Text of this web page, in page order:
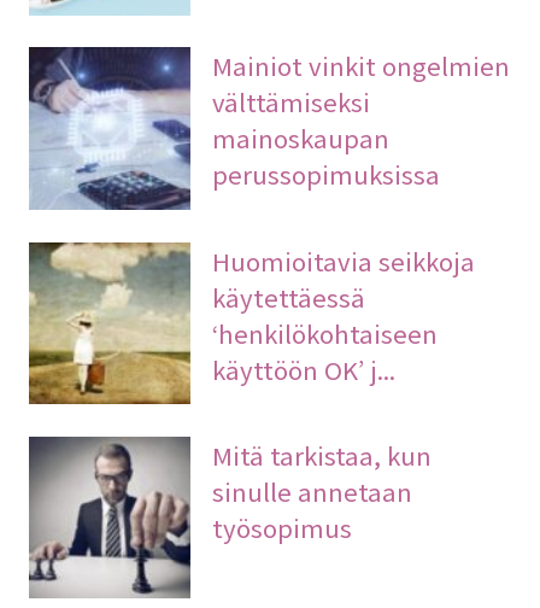
Mainiot vinkit ongelmien
välttämiseksi
mainoskaupan
perussopimuksissa
Huomioitavia seikkoja
käytettäessä
‘henkilökohtaiseen
käyttöön OK’ j...
Mitä tarkistaa, kun
sinulle annetaan
työsopimus